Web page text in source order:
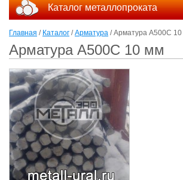
Каталог металлопроката
Главная / Каталог /Арматура / Арматура А500С
Арматура А500С 10 мм